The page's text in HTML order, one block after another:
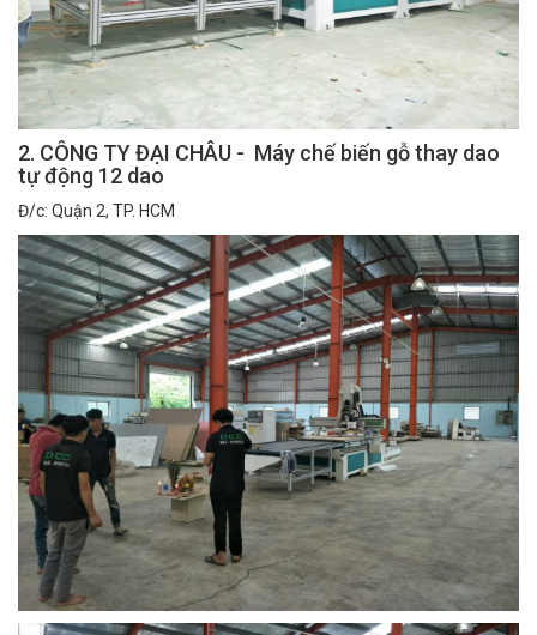
2. CÔNG TY ĐẠI CHÂU - Máy chế biến gỗ thay dao
tự động 12 dao
Đ/c: Quận 2, TP. HCM